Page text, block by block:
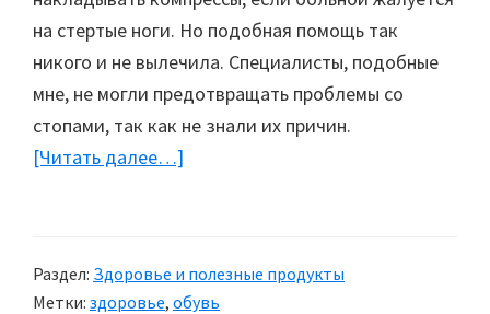
на стертые ноги. Но подобная помощь так
никого и не вылечила. Специалисты, подобные
мне, не могли предотвращать проблемы со
стопами, так как не знали их причин.
[Читать далее…]
обувь
Раздел: Здоровье и полезные продукты
Метки: здоровье, обувь